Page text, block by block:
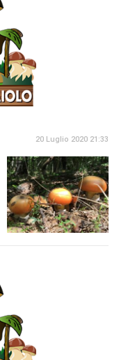
20 Luglio 2020 21:33